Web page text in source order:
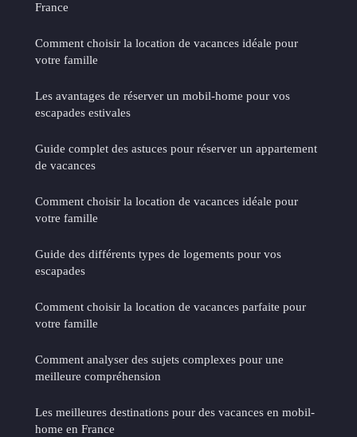
France
Comment choisir la location de vacances idéale pour
votre famille
Les avantages de réserver un mobil-home pour vos
escapades estivales
Guide complet des astuces pour réserver un appartement
de vacances
Comment choisir la location de vacances idéale pour
votre famille
Guide des différents types de logements pour vos
escapades
Comment choisir la location de vacances parfaite pour
votre famille
Comment analyser des sujets complexes pour une
meilleure compréhension
Les meilleures destinations pour des vacances en mobil-
home en France